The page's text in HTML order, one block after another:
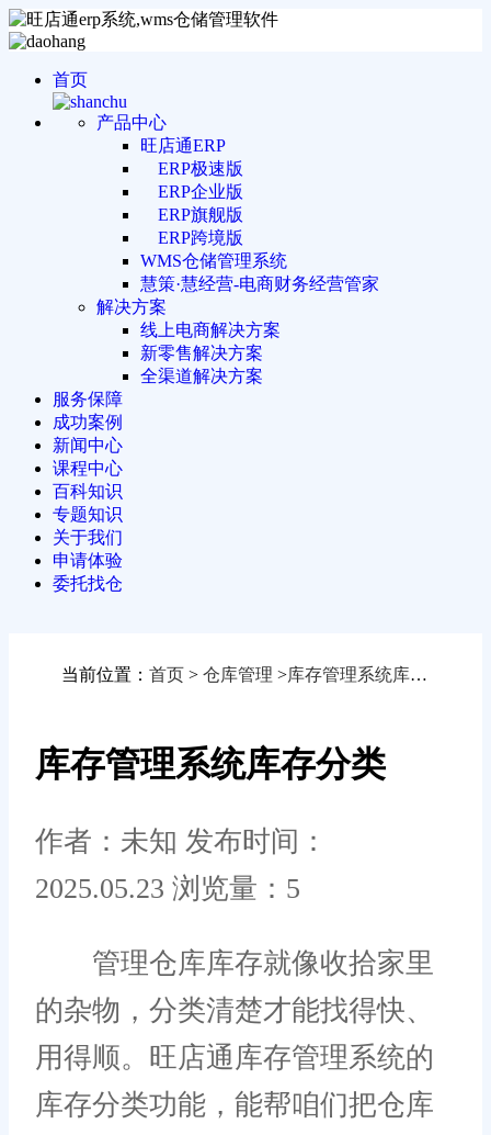
首页
产品中心
旺店通ERP
ERP极速版
ERP企业版
ERP旗舰版
ERP跨境版
WMS仓储管理系统
慧策·慧经营-电商财务经营管家
解决方案
线上电商解决方案
新零售解决方案
全渠道解决方案
服务保障
成功案例
新闻中心
课程中心
百科知识
专题知识
关于我们
申请体验
委托找仓
当前位置： 首页 > 仓库管理 >库存管理系统库存分类
库存管理系统库存分类
作者：未知 发布时间：
2025.05.23 浏览量：5
管理仓库库存就像收拾家里
的杂物，分类清楚才能找得快、
用得顺。旺店通库存管理系统的
库存分类功能，能帮咱们把仓库